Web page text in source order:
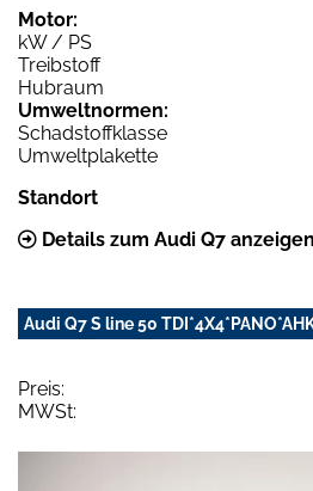
Motor:
kW / PS
Treibstoff
Hubraum
Umweltnormen:
Schadstoffklasse
Umweltplakette
Standort
Details zum Audi Q7 anzeigen
Audi Q7 S line 50
Preis:
MWSt: